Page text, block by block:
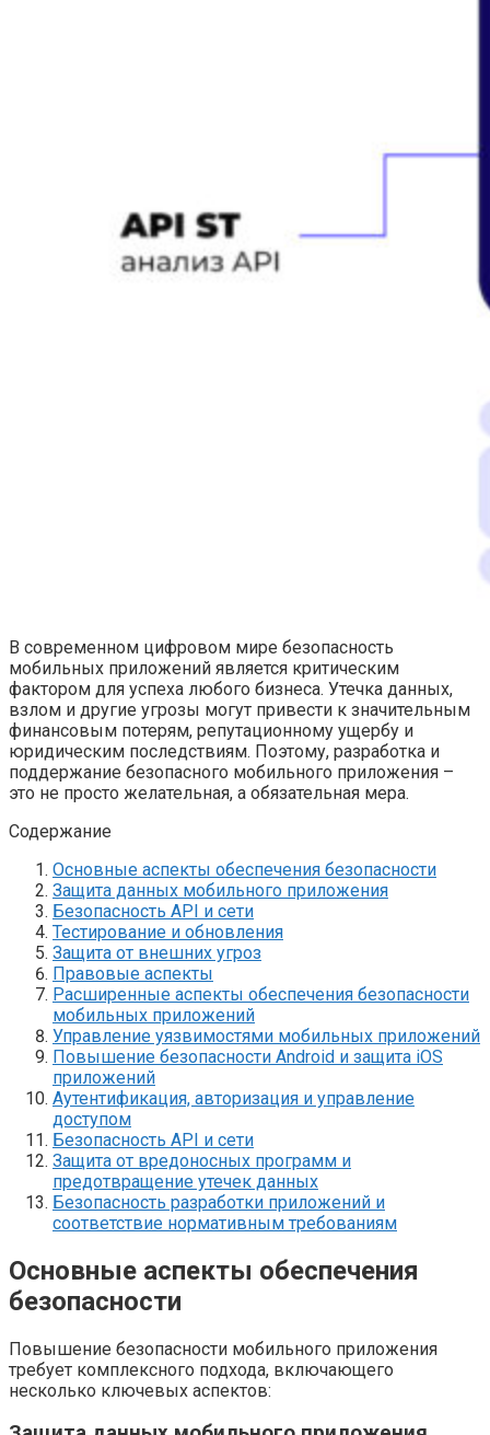
В современном цифровом мире безопасность
мобильных приложений является критическим
фактором для успеха любого бизнеса. Утечка данных,
взлом и другие угрозы могут привести к значительным
финансовым потерям, репутационному ущербу и
юридическим последствиям. Поэтому, разработка и
поддержание безопасного мобильного приложения –
это не просто желательная, а обязательная мера.
Содержание
Основные аспекты обеспечения безопасности
Защита данных мобильного приложения
Безопасность API и сети
Тестирование и обновления
Защита от внешних угроз
Правовые аспекты
Расширенные аспекты обеспечения безопасности
мобильных приложений
Управление уязвимостями мобильных приложений
Повышение безопасности Android и защита iOS
приложений
Аутентификация, авторизация и управление
доступом
Безопасность API и сети
Защита от вредоносных программ и
предотвращение утечек данных
Безопасность разработки приложений и
соответствие нормативным требованиям
Основные аспекты обеспечения
безопасности
Повышение безопасности мобильного приложения
требует комплексного подхода, включающего
несколько ключевых аспектов: